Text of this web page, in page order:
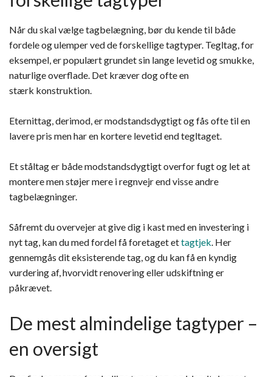
Når du skal vælge tagbelægning, bør du kende til både
fordele og ulemper ved de forskellige tagtyper. Tegltag, for
eksempel, er populært grundet sin lange levetid og smukke,
naturlige overflade. Det kræver dog ofte en
stærk konstruktion.
Eternittag, derimod, er modstandsdygtigt og fås ofte til en
lavere pris men har en kortere levetid end tegltaget.
Et ståltag er både modstandsdygtigt overfor fugt og let at
montere men støjer mere i regnvejr end visse andre
tagbelægninger.
Såfremt du overvejer at give dig i kast med en investering i
nyt tag, kan du med fordel få foretaget ettagtjek. Her
gennemgås dit eksisterende tag, og du kan få en kyndig
vurdering af, hvorvidt renovering eller udskiftning er
påkrævet.
De mest almindelige tagtyper –
en oversigt